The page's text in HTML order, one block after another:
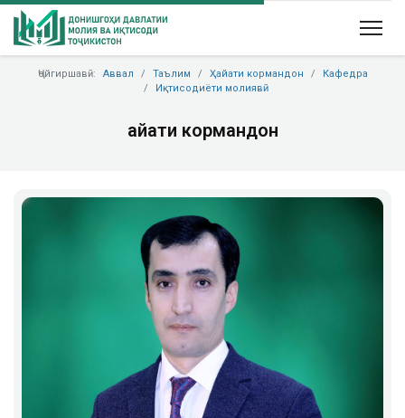
Ҷойгиршавӣ: Аввал Таълим Ҳайати кормандон
Кафедра
Иқтисодиёти молиявӣ
Ҳайати кормандон